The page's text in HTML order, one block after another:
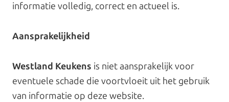
informatie volledig, correct en actueel is.
Aansprakelijkheid
Westland Keukens is niet aansprakelijk voor
eventuele schade die voortvloeit uit het gebruik
van informatie op deze website.